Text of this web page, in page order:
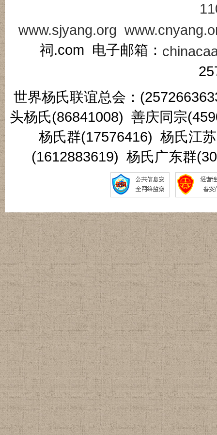
www.sjyang.org
祠.com 电子邮箱：
世界杨氏联谊总会：
头杨氏(86841008) 善庆同宗
杨氏群(17576416) 杨氏江
(1612883619) 杨氏广东群